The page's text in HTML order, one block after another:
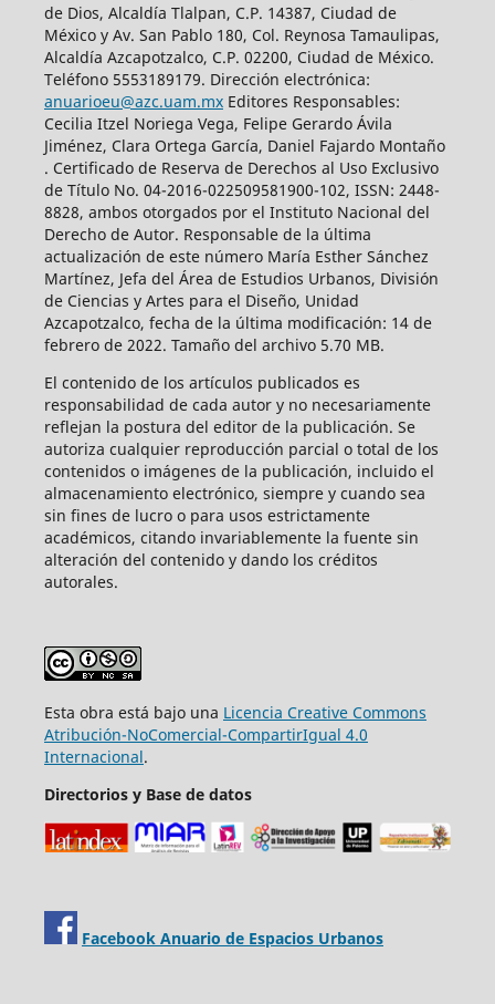
de Dios, Alcaldía Tlalpan, C.P. 14387, Ciudad de
México y Av. San Pablo 180, Col. Reynosa Tamaulipas,
Alcaldía Azcapotzalco, C.P. 02200, Ciudad de México.
Teléfono 5553189179. Dirección electrónica:
anuarioeu@azc.uam.mxEditores Responsables:
Cecilia Itzel Noriega Vega, Felipe Gerardo Ávila
Jiménez, Clara Ortega García, Daniel Fajardo Montaño
. Certificado de Reserva de Derechos al Uso Exclusivo
de Título No. 04-2016-022509581900-102, ISSN: 2448-
8828, ambos otorgados por el Instituto Nacional del
Derecho de Autor. Responsable de la última
actualización de este número María Esther Sánchez
Martínez, Jefa del Área de Estudios Urbanos, División
de Ciencias y Artes para el Diseño, Unidad
Azcapotzalco, fecha de la última modificación: 14 de
febrero de 2022. Tamaño del archivo 5.70 MB.
El contenido de los artículos publicados es
responsabilidad de cada autor y no necesariamente
reflejan la postura del editor de la publicación. Se
autoriza cualquier reproducción parcial o total de los
contenidos o imágenes de la publicación, incluido el
almacenamiento electrónico, siempre y cuando sea
sin fines de lucro o para usos estrictamente
académicos, citando invariablemente la fuente sin
alteración del contenido y dando los créditos
autorales.
Esta obra está bajo una Licencia Creative Commons
Atribución-NoComercial-CompartirIgual 4.0
Internacional.
Directorios y Base de datos
Facebook Anuario de Espacios Urbanos